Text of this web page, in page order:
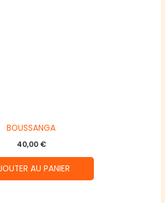
BOUSSANGA
40,00 €
AU PANIER